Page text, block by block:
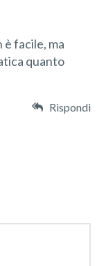
è facile, ma
quanto
Rispondi